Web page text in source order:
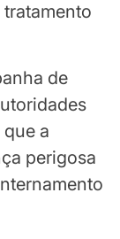
de
a
perigosa